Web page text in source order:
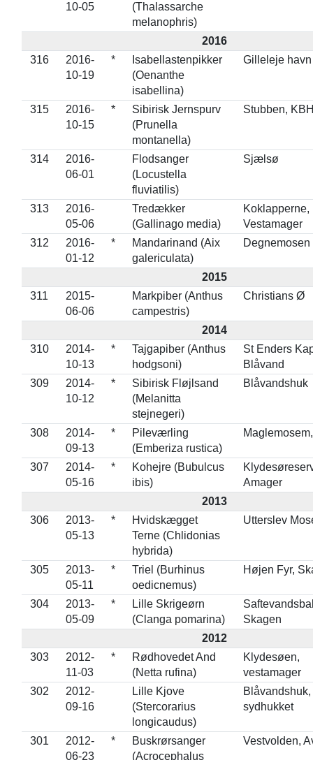
10-05
(Thalassarche
melanophris)
2016
316
2016-
10-19
*
Isabellastenpikker
(Oenanthe
isabellina)
Gilleleje havn
315
2016-
10-15
*
Sibirisk Jernspurv
(Prunella
montanella)
Stubben,
314
2016-
06-01
Flodsanger
(Locustella
fluviatilis)
Sjælsø
313
2016-
05-06
Tredækker
(Gallinago media)
Koklapperne,
Vestamager
312
2016-
01-12
*
Mandarinand (Aix
galericulata)
Degnemosen
2015
311
2015-
06-06
Markpiber (Anthus
campestris)
Christians Ø
2014
310
2014-
10-13
*
Tajgapiber (Anthus
hodgsoni)
St Enders
Blåvand
309
2014-
10-12
*
Sibirisk Fløjlsand
(Melanitta
stejnegeri)
Blåvandshuk
308
2014-
09-13
*
Pileværling
(Emberiza rustica)
307
2014-
05-16
*
Kohejre (Bubulcus
ibis)
Amager
2013
306
2013-
05-13
*
Hvidskægget
Terne (Chlidonias
hybrida)
Utterslev
305
2013-
05-11
*
Triel (Burhinus
oedicnemus)
Højen Fyr,
304
2013-
05-09
*
Lille Skrigeørn
(Clanga pomarina)
Skagen
2012
303
2012-
11-03
*
Rødhovedet And
(Netta rufina)
Klydesøen,
vestamager
302
2012-
09-16
Lille Kjove
(Stercorarius
longicaudus)
Blåvandshuk,
sydhukket
301
2012-
06-23
*
Buskrørsanger
(Acrocephalus
Vestvolden,